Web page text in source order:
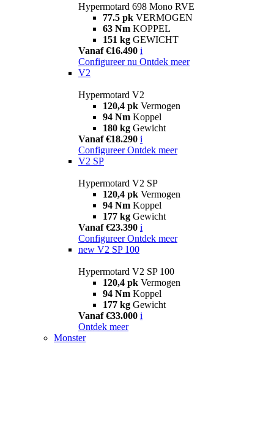
Hypermotard 698 Mono RVE
77.5 pk VERMOGEN
63 Nm KOPPEL
151 kg GEWICHT
Vanaf €16.490 i
Configureer nu Ontdek meer
V2
Hypermotard V2
120,4 pk Vermogen
94 Nm Koppel
180 kg Gewicht
Vanaf €18.290 i
Configureer Ontdek meer
V2 SP
Hypermotard V2 SP
120,4 pk Vermogen
94 Nm Koppel
177 kg Gewicht
Vanaf €23.390 i
Configureer Ontdek meer
new V2 SP 100
Hypermotard V2 SP 100
120,4 pk Vermogen
94 Nm Koppel
177 kg Gewicht
Vanaf €33.000 i
Ontdek meer
Monster